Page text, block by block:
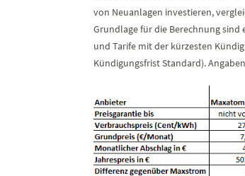
von Neuanlagen investieren,
Grundlage für die Berechnung sind
und Tarife mit der kürzesten
Kündigungsfrist Standard).